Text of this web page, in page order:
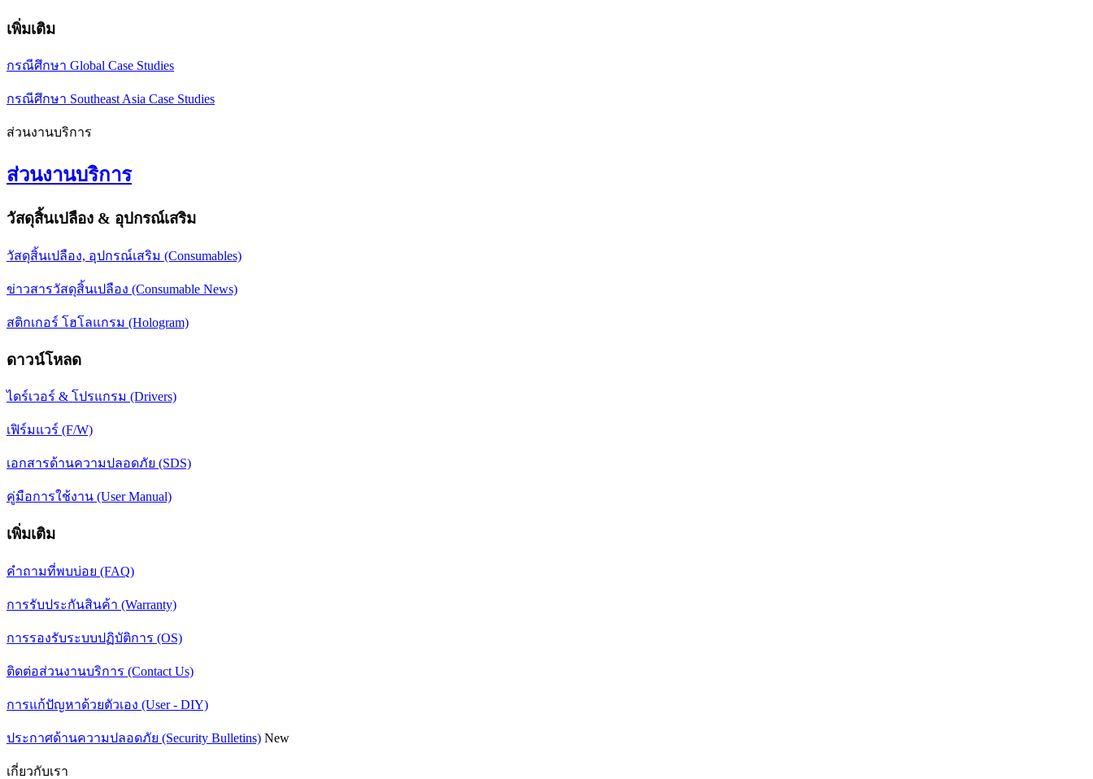
เพิ่มเติม
กรณีศึกษา Global Case Studies
กรณีศึกษา Southeast Asia Case Studies
ส่วนงานบริการ
ส่วนงานบริการ
วัสดุสิ้นเปลือง & อุปกรณ์เสริม
วัสดุสิ้นเปลือง, อุปกรณ์เสริม (Consumables)
ข่าวสารวัสดุสิ้นเปลือง (Consumable News)
สติกเกอร์ โฮโลแกรม (Hologram)
ดาวน์โหลด
ไดร์เวอร์ & โปรแกรม (Drivers)
เฟิร์มแวร์ (F/W)
เอกสารด้านความปลอดภัย (SDS)
คู่มือการใช้งาน (User Manual)
เพิ่มเติม
คำถามที่พบบ่อย (FAQ)
การรับประกันสินค้า (Warranty)
การรองรับระบบปฏิบัติการ (OS)
ติดต่อส่วนงานบริการ (Contact Us)
การแก้ปัญหาด้วยตัวเอง (User - DIY)
ประกาศด้านความปลอดภัย (Security Bulletins) New
เกี่ยวกับเรา